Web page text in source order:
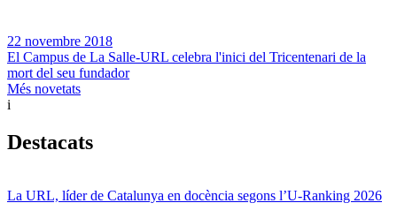
22 novembre 2018
El Campus de La Salle-URL celebra l'inici del Tricentenari de la
mort del seu fundador
Més novetats
i
Destacats
La URL, líder de Catalunya en docència segons l’U-Ranking 2026